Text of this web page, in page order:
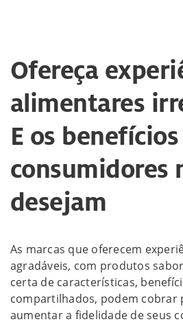
Ofereça
alimentares
E os
consumidores
desejam
As marcas que oferecem
agradáveis, com produtos
certa de características,
compartilhados, podem cobrar
aumentar a fidelidade de seus